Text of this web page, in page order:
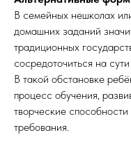
В семейных нешколах
домашних заданий
традиционных
сосредоточиться на
В такой обстановке
процесс обучения,
творческие
требования.